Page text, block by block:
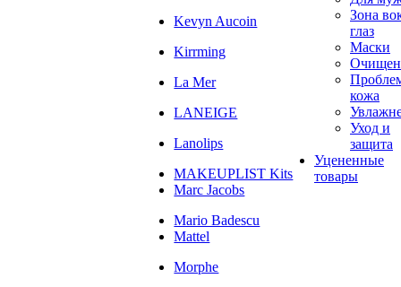
Kevyn Aucoin
Kirrming
La Mer
LANEIGE
Lanolips
MAKEUPLIST Kits
Marc Jacobs
Mario Badescu
Mattel
Morphe
Зона
глаз
Маски
кожа
Уход и
защита
Уцененные
товары